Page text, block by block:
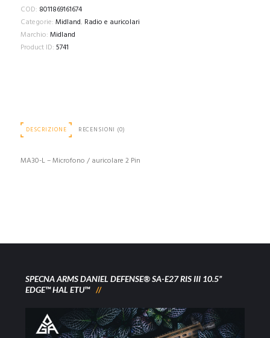
COD: 8011869161674
Categorie: Midland, Radio e auricolari
Marchio: Midland
Product ID: 5741
DESCRIZIONE RECENSIONI (0)
MA30-L – Microfono / auricolare 2 Pin
SPECNA ARMS DANIEL DEFENSE® SA-E27 RIS III 10.5”
EDGE™ HAL ETU™